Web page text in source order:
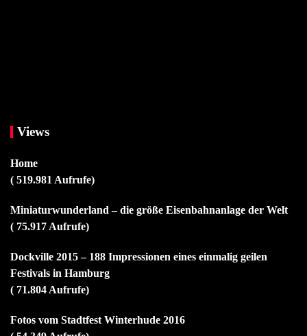
Views
Home
( 519.981 Aufrufe)
Miniaturwunderland – die größe Eisenbahnanlage der Welt
( 75.917 Aufrufe)
Dockville 2015 – 188 Impressionen eines einmalig geilen
Festivals in Hamburg
( 71.804 Aufrufe)
Fotos vom Stadtfest Winterhude 2016